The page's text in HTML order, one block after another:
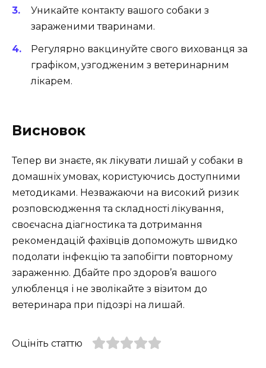
Уникайте контакту вашого собаки з
зараженими тваринами.
Регулярно вакцинуйте свого вихованця за
графіком, узгодженим з ветеринарним
лікарем.
Висновок
Тепер ви знаєте, як лікувати лишай у собаки в
домашніх умовах, користуючись доступними
методиками. Незважаючи на високий ризик
розповсюдження та складності лікування,
своєчасна діагностика та дотримання
рекомендацій фахівців допоможуть швидко
подолати інфекцію та запобігти повторному
зараженню. Дбайте про здоров’я вашого
улюбленця і не зволікайте з візитом до
ветеринара при підозрі на лишай.
Оцініть статтю